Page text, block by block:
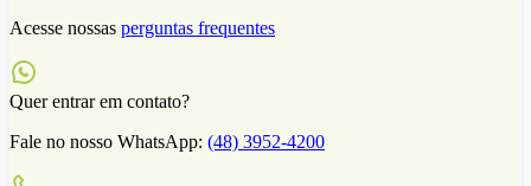
Acesse nossas perguntas frequentes
Quer entrar em contato?
Fale no nosso WhatsApp: (48) 3952-4200